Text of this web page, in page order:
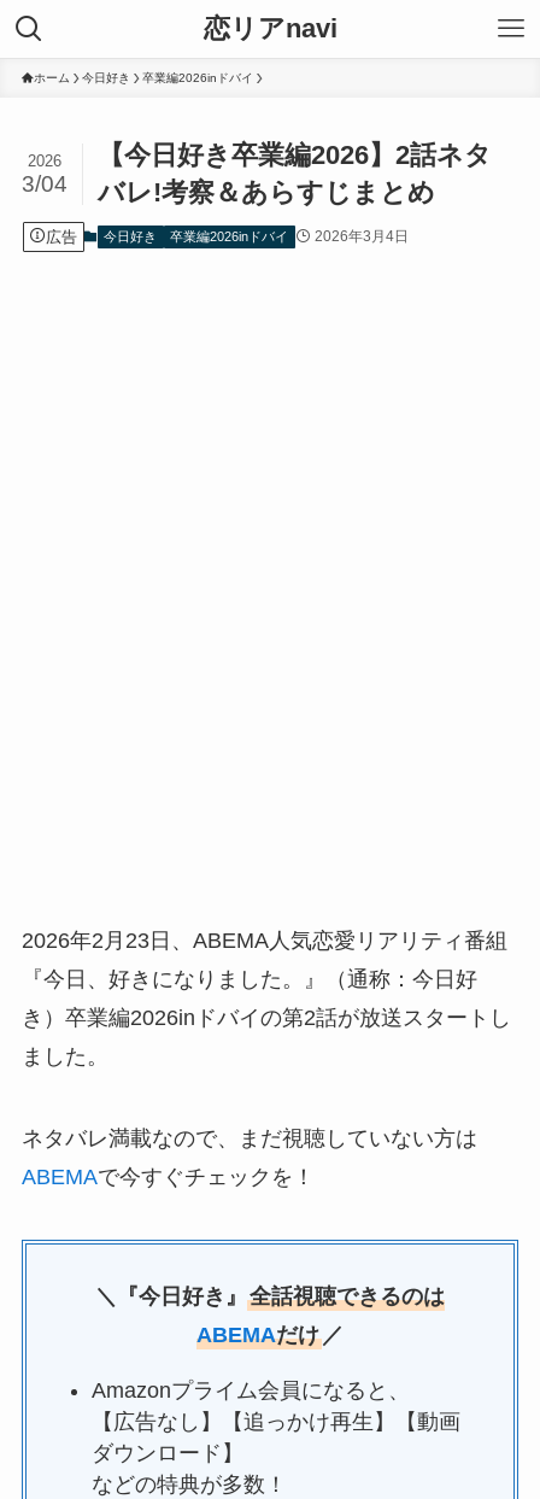
恋リアnavi
ホーム 今日好き 卒業編2026inドバイ
【今日好き卒業編2026】2話ネタ
バレ!考察＆あらすじまとめ
2026
3/04
広告 今日好き 卒業編2026inドバイ 2026年3月4日
2026年2月23日、ABEMA人気恋愛リアリティ番組
『今日、好きになりました。』（通称：今日好
き）卒業編2026inドバイの第2話が放送スタートし
ました。
ネタバレ満載なので、まだ視聴していない方は
ABEMAで今すぐチェックを！
＼『今日好き』 全話視聴できるのは
ABEMAだけ ／
Amazonプライム会員になると、
【広告なし】【追っかけ再生】【動画
ダウンロード】
などの特典が多数！